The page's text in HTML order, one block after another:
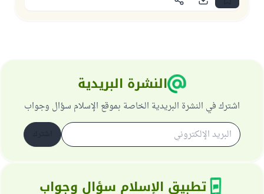
النشرة البريدية
اشترك في النشرة البريدية الخاصة بموقع الإسلام سؤال وجواب
تطبيق الإسلام سؤال وجواب